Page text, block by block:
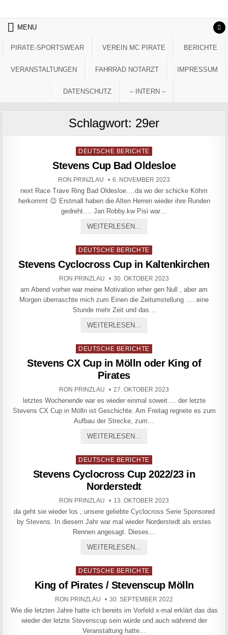
MENU
PIRATE-SPORTSWEAR VEREIN MC PIRATE BERICHTE
VERANSTALTUNGEN FAHRRAD NOTARZT IMPRESSUM
DATENSCHUTZ – INTERN –
Schlagwort: 29er
Posted in
DEUTSCHE BERICHTE
Stevens Cup Bad Oldesloe
AUTHOR:
RON PRINZLAU PUBLISHED DATE:
6. NOVEMBER 2023
next Race Trave Ring Bad Oldesloe….da wo der schicke Köhm
herkommt 😉 Erstmall haben die Alten Herren wieder ihre Runden
gedreht…. Jan Robby.kw Pisi war…
WEITERLESEN...
Posted in
DEUTSCHE BERICHTE
Stevens Cyclocross Cup in Kaltenkirchen
AUTHOR:
RON PRINZLAU PUBLISHED DATE:
30. OKTOBER 2023
am Abend vorher war meine Motivation erher gen Null , aber am
Morgen überraschte mich zum Einen die Zeitumstellung …..eine
Stunde mehr Zeit und das…
WEITERLESEN...
Posted in
DEUTSCHE BERICHTE
Stevens CX Cup in Mölln oder King of
Pirates
AUTHOR:
RON PRINZLAU PUBLISHED DATE:
27. OKTOBER 2023
letztes Wochenende war es wieder einmal soweit…. der letzte
Stevens CX Cup in Mölln ist Geschichte. Am Freitag regnete es zum
Aufbau der Strecke, zum…
WEITERLESEN...
Posted in
DEUTSCHE BERICHTE
Stevens Cyclocross Cup 2022/23 in
Norderstedt
AUTHOR:
RON PRINZLAU PUBLISHED DATE:
13. OKTOBER 2023
da geht sie wieder los , unsere geliebte Cyclocross Serie Sponsored
by Stevens. In diesem Jahr war mal wieder Norderstedt als erstes
Rennen angesagt. Dieses…
WEITERLESEN...
Posted in
DEUTSCHE BERICHTE
King of Pirates / Stevenscup Mölln
AUTHOR:
RON PRINZLAU PUBLISHED DATE:
30. SEPTEMBER 2022
Wie die letzten Jahre hatte ich bereits im Vorfeld x-mal erklärt das das
wieder der letzte Stevenscup sein würde und auch während der
Veranstaltung hatte…